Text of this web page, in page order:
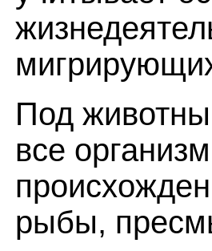
Под
все
рыбы,